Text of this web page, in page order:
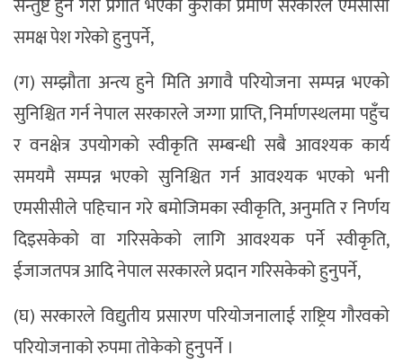
समक्ष पेश गरेको हुनुपर्ने,
(ग) सम्झौता अन्त्य हुने मिति अगावै परियोजना सम्पन्न भएको
सुनिश्चित गर्न नेपाल सरकारले जग्गा प्राप्ति, निर्माणस्थलमा पहुँच
र वनक्षेत्र उपयोगको स्वीकृति सम्बन्धी सबै आवश्यक कार्य
समयमै सम्पन्न भएको सुनिश्चित गर्न आवश्यक भएको भनी
एमसीसीले पहिचान गरे बमोजिमका स्वीकृति, अनुमति र निर्णय
दिइसकेको वा गरिसकेको लागि आवश्यक पर्ने स्वीकृति,
ईजाजतपत्र आदि नेपाल सरकारले प्रदान गरिसकेको हुनुपर्ने,
(घ) सरकारले विद्युतीय प्रसारण परियोजनालाई राष्ट्रिय गौरवको
परियोजनाको रुपमा तोकेको हुनुपर्ने ।